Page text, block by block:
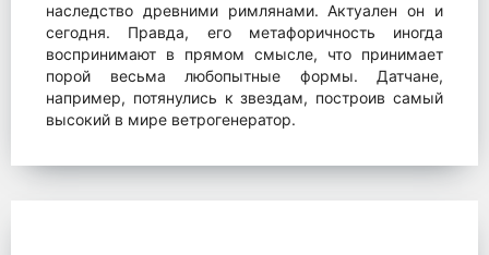
наследство древними римлянами. Актуален он и
сегодня. Правда, его метафоричность иногда
воспринимают в прямом смысле, что принимает
порой весьма любопытные формы. Датчане,
например, потянулись к звездам, построив самый
высокий в мире ветрогенератор.